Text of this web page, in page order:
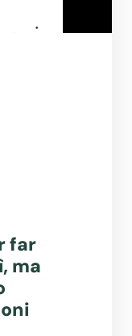
far
ma